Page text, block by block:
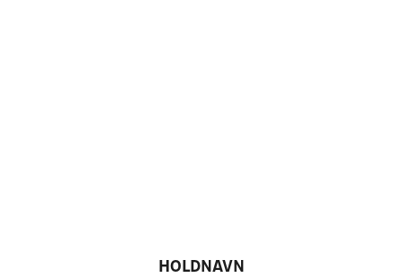
HOLDNAVN